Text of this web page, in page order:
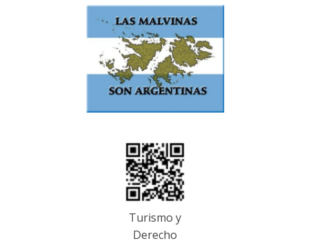
Turismo y
Derecho